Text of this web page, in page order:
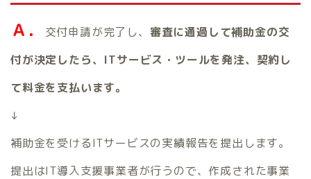
Ａ． 交付申請が完了し、 審査に通過して補助金の交
付が決定したら、ITサービス・ツールを発注、契約し
て料金を支払います。
↓
補助金を受けるITサービスの実績報告を提出します。
提出はIT導入支援事業者が行うので、作成された事業